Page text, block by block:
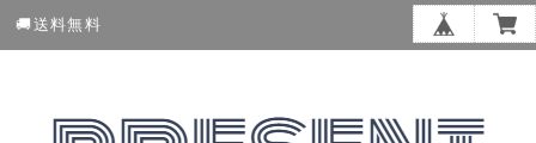
🚚送料無料